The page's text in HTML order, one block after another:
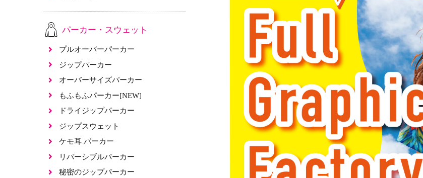
パーカー・スウェット
プルオーバーパーカー
ジップパーカー
オーバーサイズパーカー
もふもふパーカー[NEW]
ドライジップパーカー
ジップスウェット
ケモ耳 パーカー
リバーシブルパーカー
秘密のジップパーカー